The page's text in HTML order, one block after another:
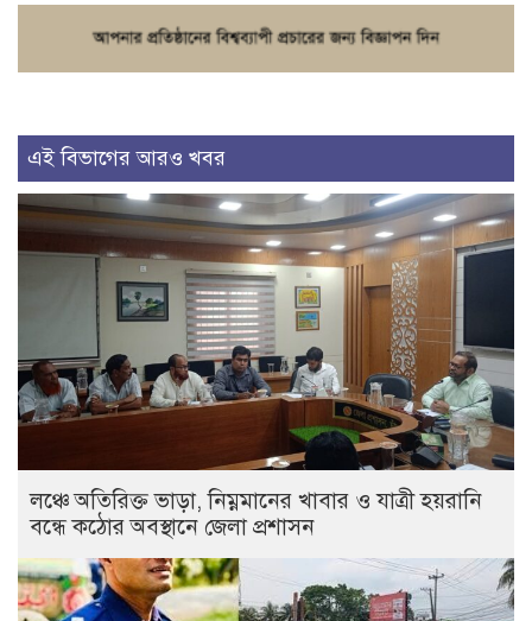
এই বিভাগের আরও খবর
লঞ্চে অতিরিক্ত ভাড়া, নিম্নমানের খাবার ও যাত্রী হয়রানি
বন্ধে কঠোর অবস্থানে জেলা প্রশাসন